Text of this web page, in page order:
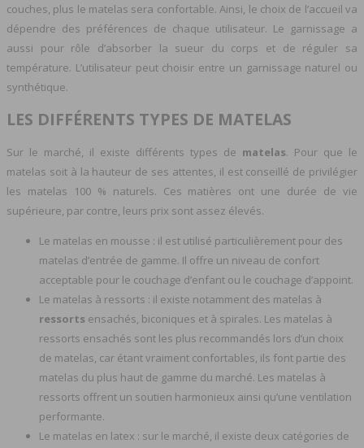
couches, plus le matelas sera confortable. Ainsi, le choix de l’accueil va
dépendre des préférences de chaque utilisateur. Le garnissage a
aussi pour rôle d’absorber la sueur du corps et de réguler sa
température. L’utilisateur peut choisir entre un garnissage naturel ou
synthétique.
LES DIFFÉRENTS TYPES DE MATELAS
Sur le marché, il existe différents types de matelas. Pour que le
matelas soit à la hauteur de ses attentes, il est conseillé de privilégier
les matelas 100 % naturels. Ces matières ont une durée de vie
supérieure, par contre, leurs prix sont assez élevés.
Le matelas en mousse : il est utilisé particulièrement pour des
matelas d’entrée de gamme. Il offre un niveau de confort
acceptable pour le couchage d’enfant ou le couchage d’appoint.
Le matelas à ressorts : il existe notamment des matelas à
ressorts ensachés, biconiques et à spirales. Les matelas à
ressorts ensachés sont les plus recommandés lors d’un choix
de matelas, car étant vraiment confortables, ils font partie des
matelas du plus haut de gamme du marché. Les matelas à
ressorts offrent un soutien harmonieux ainsi qu’une ventilation
performante.
Le matelas en latex : sur le marché, il existe deux catégories de